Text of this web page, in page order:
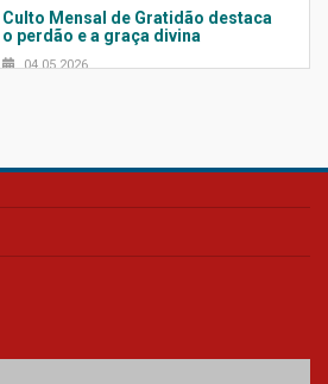
Culto Mensal de Gratidão destaca
o perdão e a graça divina
04.05.2026
Confira como foi o culto mensal